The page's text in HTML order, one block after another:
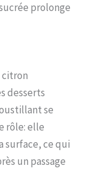
prolonge
citron
desserts
se
rôle: elle
surface, ce qui
un passage